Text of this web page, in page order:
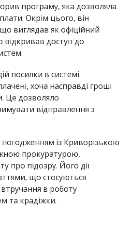
програму, яка дозволяла
Окрім цього, він
виглядав як офіційний
відкривав доступ до
посилки в системі
хоча насправді гроші
Це дозволяло
відправлення з
погодженням із Криворізькою
прокуратурою,
про підозру. Його дії
що стосуються
в роботу
та крадіжки.